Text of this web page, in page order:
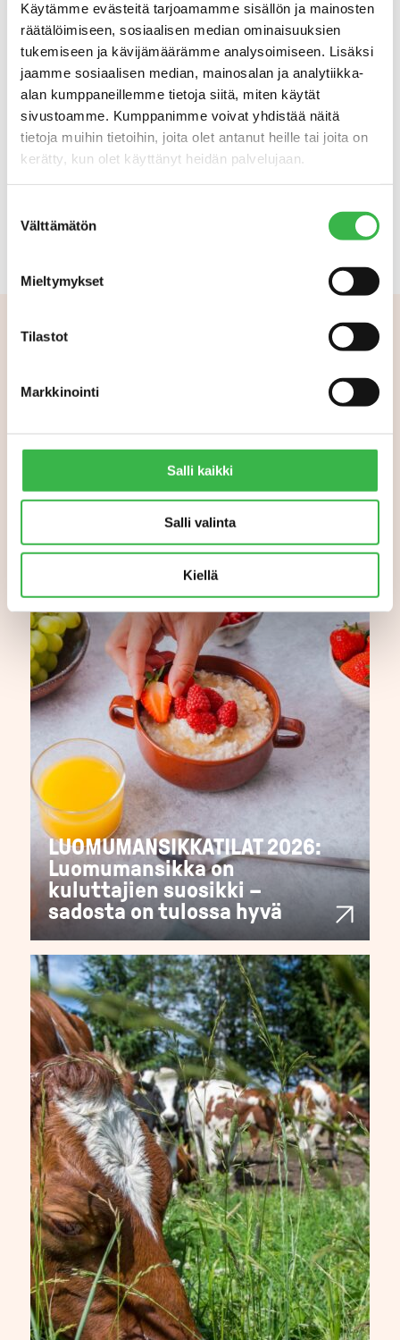
Käytämme evästeitä tarjoamamme sisällön ja mainosten
räätälöimiseen, sosiaalisen median ominaisuuksien
tukemiseen ja kävijämäärämme analysoimiseen. Lisäksi
jaamme sosiaalisen median, mainosalan ja analytiikka-
alan kumppaneillemme tietoja siitä, miten käytät
sivustoamme. Kumppanimme voivat yhdistää näitä
tietoja muihin tietoihin, joita olet antanut heille tai joita on
kerätty, kun olet käyttänyt heidän palvelujaan.
valinta
Välttämätön
Mieltymykset
Tilastot
Markkinointi
Salli kaikki
Salli valinta
Kiellä
Tiedost
ot
Luomun tarinan käyttöohje
ekologiska produkter
Aiheeseen liittyvää
LUOMUMANSIKKATILAT 2026:
Luomumansikka on
kuluttajien suosikki –
sadosta on tulossa hyvä